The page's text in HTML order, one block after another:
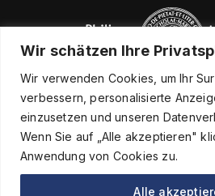
Wir schätzen Ihre
Wir verwenden Cookies, um Ihr
verbessern, personalisierte
einzusetzen und unseren
Wenn Sie auf „Alle akzeptieren"
Anwendung von Cookies zu.
Alle